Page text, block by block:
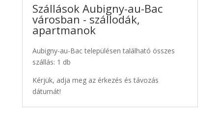
Szállások Aubigny-au-Bac
városban - szállodák,
apartmanok
Aubigny-au-Bac településen található összes
szállás: 1 db
Kérjük, adja meg az érkezés és távozás
dátumát!